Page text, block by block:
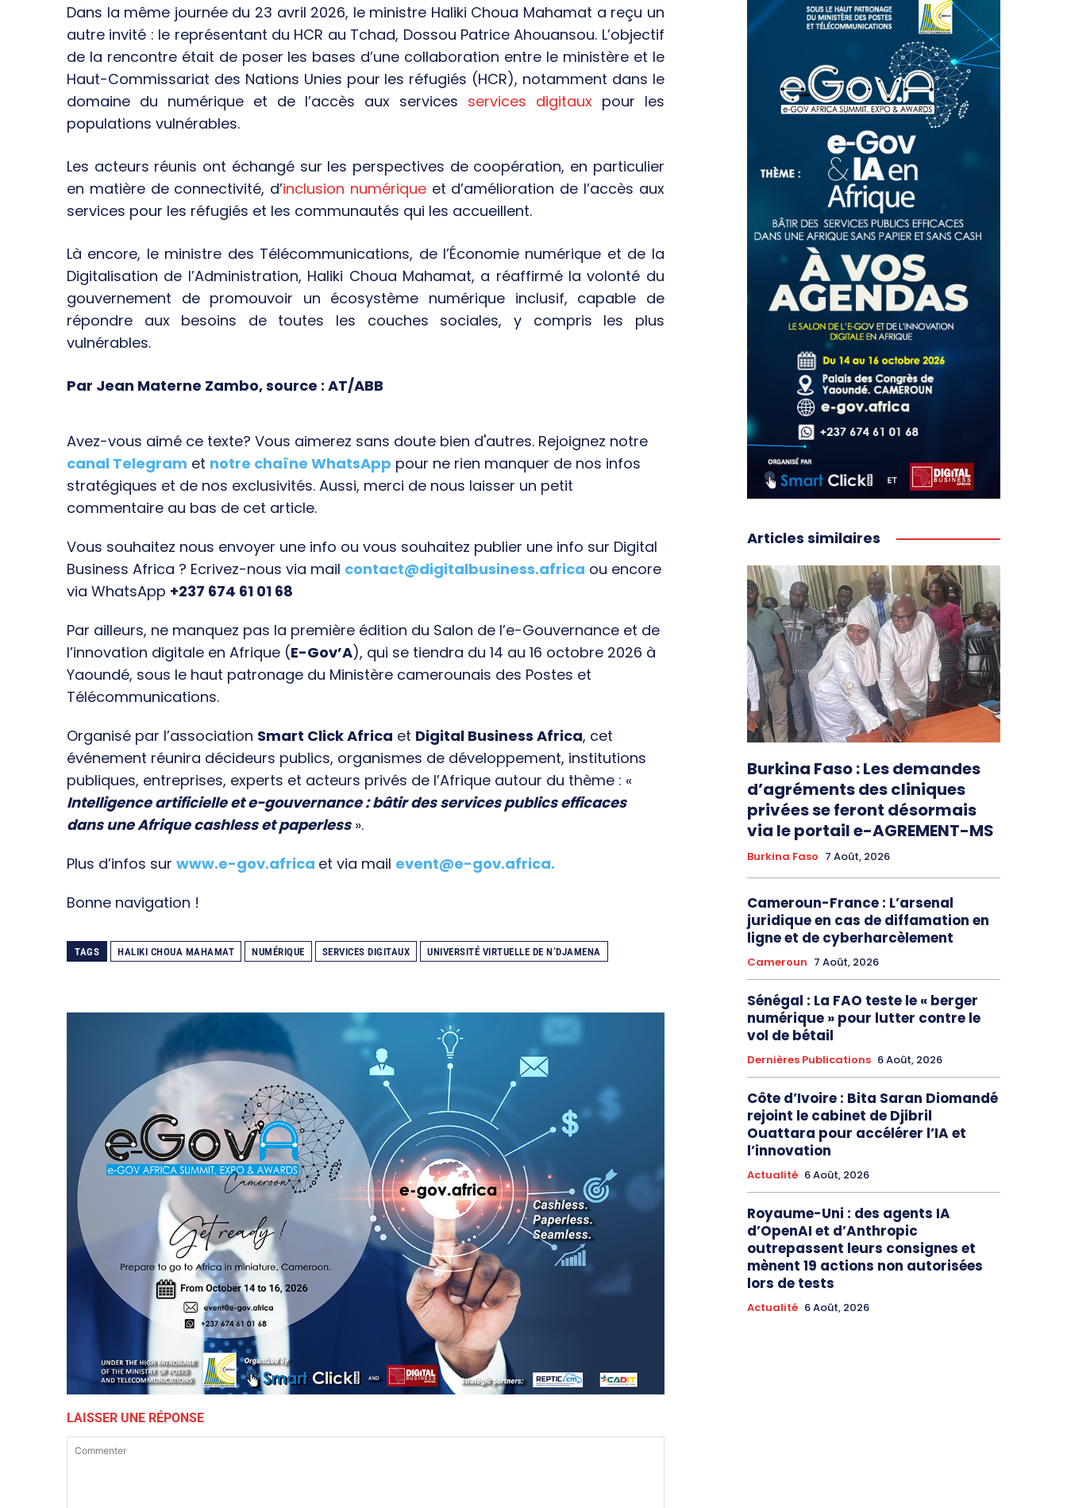
Dans la même journée du 23 avril 2026, le ministre Haliki Choua Mahamat a reçu un
autre invité : le représentant du HCR au Tchad, Dossou Patrice Ahouansou. L’objectif
de la rencontre était de poser les bases d’une collaboration entre le ministère et le
Haut-Commissariat des Nations Unies pour les réfugiés (HCR), notamment dans le
domaine du numérique et de l’accès aux services services digitauxpour les
populations vulnérables.
Les acteurs réunis ont échangé sur les perspectives de coopération, en particulier
en matière de connectivité, d’inclusion numériqueet d’amélioration de l’accès aux
services pour les réfugiés et les communautés qui les accueillent.
Là encore, le ministre des Télécommunications, de l’Économie numérique et de la
Digitalisation de l’Administration, Haliki Choua Mahamat, a réaffirmé la volonté du
gouvernement de promouvoir un écosystème numérique inclusif, capable de
répondre aux besoins de toutes les couches sociales, y compris les plus
vulnérables.
Par Jean Materne Zambo, source : AT/ABB
Avez-vous aimé ce texte? Vous aimerez sans doute bien d'autres. Rejoignez notre
canal Telegram et notre chaîne WhatsApp pour ne rien manquer de nos infos
stratégiques et de nos exclusivités. Aussi, merci de nous laisser un petit
commentaire au bas de cet article.
Vous souhaitez nous envoyer une info ou vous souhaitez publier une info sur Digital
Business Africa ? Ecrivez-nous via mail contact@digitalbusiness.africa ou encore
via WhatsApp +237 674 61 01 68
Par ailleurs, ne manquez pas la première édition du Salon de l’e-Gouvernance et de
l’innovation digitale en Afrique (E-Gov’A), qui se tiendra du 14 au 16 octobre 2026 à
Yaoundé, sous le haut patronage du Ministère camerounais des Postes et
Télécommunications.
Organisé par l’association Smart Click Africa et Digital Business Africa, cet
événement réunira décideurs publics, organismes de développement, institutions
publiques, entreprises, experts et acteurs privés de l’Afrique autour du thème : «
Intelligence artificielle et e-gouvernance : bâtir des services publics efficaces
dans une Afrique cashless et paperless».
Plus d’infos sur www.e-gov.africa et via mail event@e-gov.africa.
Bonne navigation !
TAGS HALIKI CHOUA MAHAMAT NUMÉRIQUE SERVICES DIGITAUX UNIVERSITÉ VIRTUELLE DE N’DJAMENA
LAISSER UNE RÉPONSE
Articles similaires
Burkina Faso : Les demandes
d’agréments des cliniques
privées se feront désormais
via le portail e-AGREMENT-MS
Burkina Faso 7 Août, 2026
Cameroun-France : L’arsenal
juridique en cas de diffamation en
ligne et de cyberharcèlement
Cameroun 7 Août, 2026
Sénégal : La FAO teste le « berger
numérique » pour lutter contre le
vol de bétail
Dernières Publications 6 Août, 2026
Côte d’Ivoire : Bita Saran Diomandé
rejoint le cabinet de Djibril
Ouattara pour accélérer l’IA et
l’innovation
Actualité 6 Août, 2026
Royaume-Uni : des agents IA
d’OpenAI et d’Anthropic
outrepassent leurs consignes et
mènent 19 actions non autorisées
lors de tests
Actualité 6 Août, 2026